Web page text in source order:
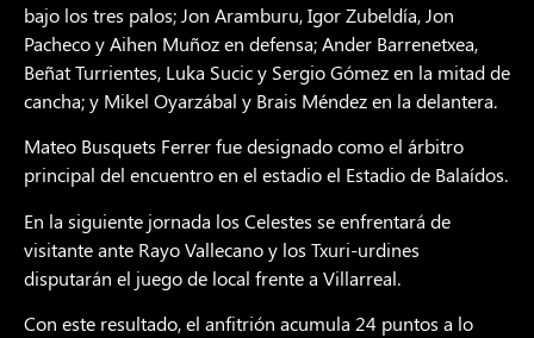
bajo los tres palos; Jon Aramburu, Igor Zubeldía, Jon
Pacheco y Aihen Muñoz en defensa; Ander Barrenetxea,
Beñat Turrientes, Luka Sucic y Sergio Gómez en la mitad de
cancha; y Mikel Oyarzábal y Brais Méndez en la delantera.
Mateo Busquets Ferrer fue designado como el árbitro
principal del encuentro en el estadio el Estadio de Balaídos.
En la siguiente jornada los Celestes se enfrentará de
visitante ante Rayo Vallecano y los Txuri-urdines
disputarán el juego de local frente a Villarreal.
Con este resultado, el anfitrión acumula 24 puntos a lo